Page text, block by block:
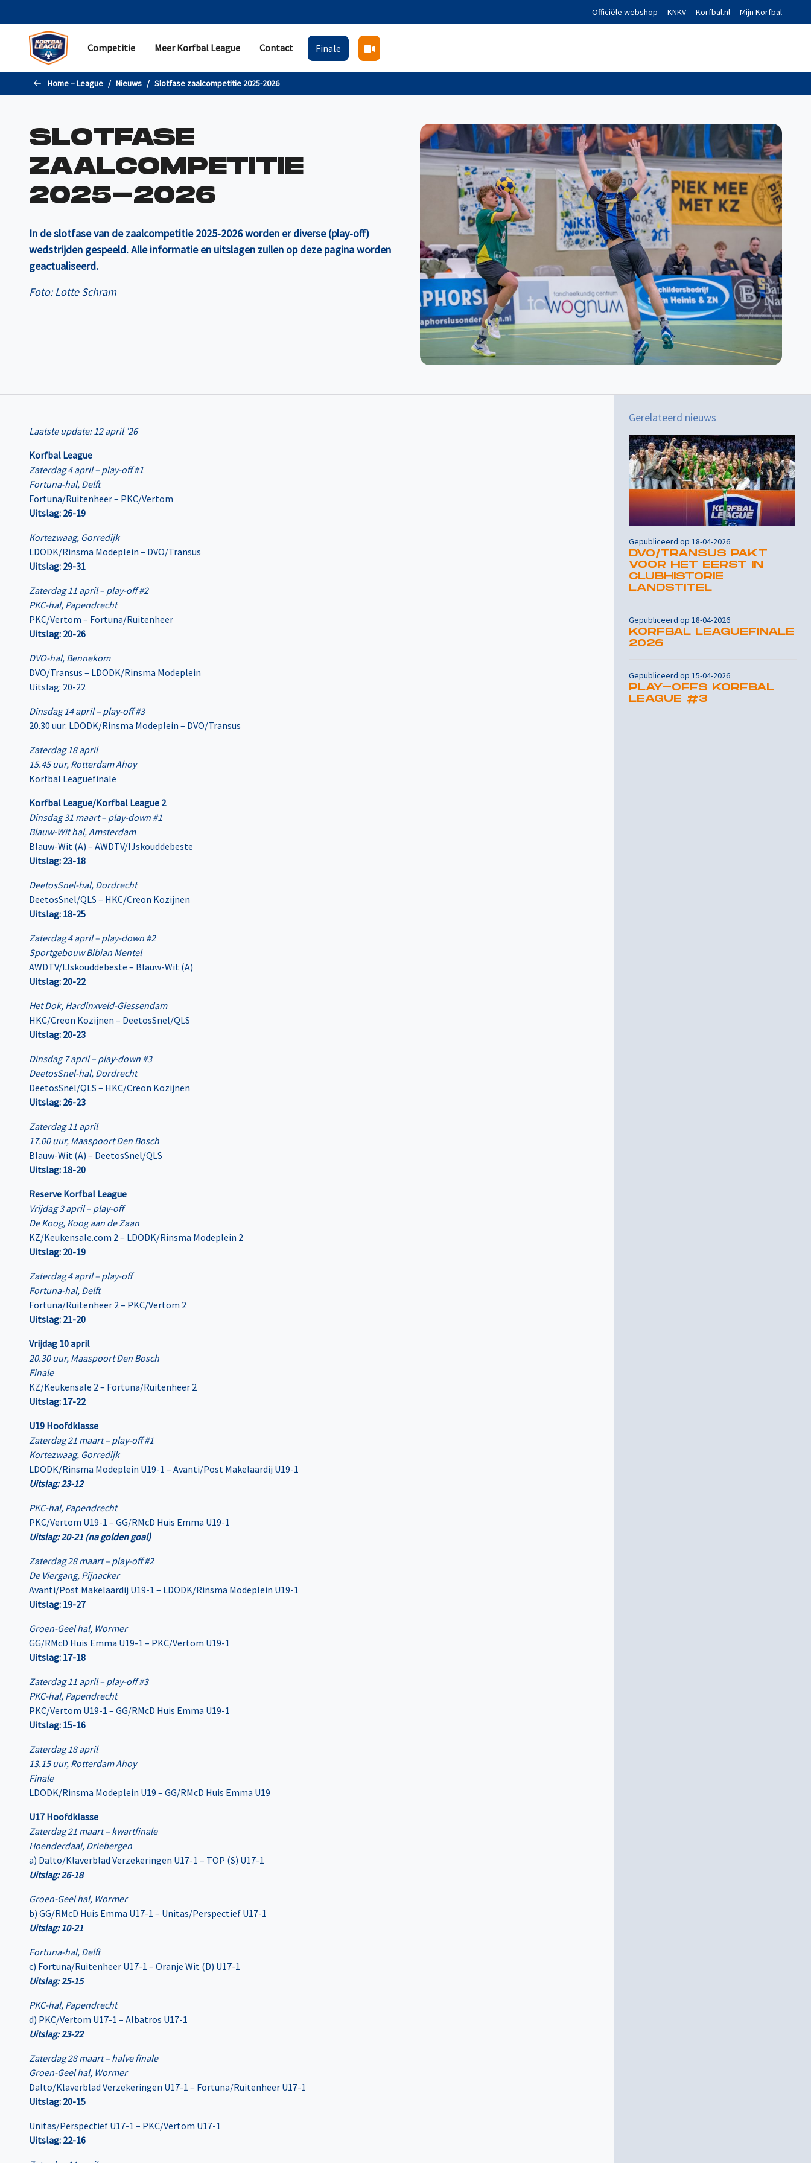
Officiële webshop KNKV Korfbal.nl Mijn Korfbal
Competitie
COMPETITIE
Standen en uitslagen
Statistieken
Teams
Livestreams
Promotie/degradatie
Meer Korfbal League
MEER KORFBAL LEAGUE
Nieuws
Evenementen
Korfbal Leagueverkiezingen
Historie
Contact
CONTACT
Pers
Partner worden
Contactgegevens
Finale
Home – League Nieuws Slotfase zaalcompetitie 2025-2026
SLOTFASE
ZAALCOMPETITIE
2025-2026
In de slotfase van de zaalcompetitie 2025-2026 worden er diverse (play-off)
wedstrijden gespeeld. Alle informatie en uitslagen zullen op deze pagina worden
geactualiseerd.
Foto: Lotte Schram
Laatste update: 12 april ’26
Korfbal League
Zaterdag 4 april – play-off #1
Fortuna-hal, Delft
Fortuna/Ruitenheer – PKC/Vertom
Uitslag: 26-19
Kortezwaag, Gorredijk
LDODK/Rinsma Modeplein – DVO/Transus
Uitslag: 29-31
Zaterdag 11 april – play-off #2
PKC-hal, Papendrecht
PKC/Vertom – Fortuna/Ruitenheer
Uitslag: 20-26
DVO-hal, Bennekom
DVO/Transus – LDODK/Rinsma Modeplein
Uitslag: 20-22
Dinsdag 14 april – play-off #3
20.30 uur: LDODK/Rinsma Modeplein – DVO/Transus
Zaterdag 18 april
15.45 uur, Rotterdam Ahoy
Korfbal Leaguefinale
Korfbal League/Korfbal League 2
Dinsdag 31 maart – play-down #1
Blauw-Wit hal, Amsterdam
Blauw-Wit (A) – AWDTV/IJskouddebeste
Uitslag: 23-18
DeetosSnel-hal, Dordrecht
DeetosSnel/QLS – HKC/Creon Kozijnen
Uitslag: 18-25
Zaterdag 4 april – play-down #2
Sportgebouw Bibian Mentel
AWDTV/IJskouddebeste – Blauw-Wit (A)
Uitslag: 20-22
Het Dok, Hardinxveld-Giessendam
HKC/Creon Kozijnen – DeetosSnel/QLS
Uitslag: 20-23
Dinsdag 7 april – play-down #3
DeetosSnel-hal, Dordrecht
DeetosSnel/QLS – HKC/Creon Kozijnen
Uitslag: 26-23
Zaterdag 11 april
17.00 uur, Maaspoort Den Bosch
Blauw-Wit (A) – DeetosSnel/QLS
Uitslag: 18-20
Reserve Korfbal League
Vrijdag 3 april – play-off
De Koog, Koog aan de Zaan
KZ/Keukensale.com 2 – LDODK/Rinsma Modeplein 2
Uitslag: 20-19
Zaterdag 4 april – play-off
Fortuna-hal, Delft
Fortuna/Ruitenheer 2 – PKC/Vertom 2
Uitslag: 21-20
Vrijdag 10 april
20.30 uur, Maaspoort Den Bosch
Finale
KZ/Keukensale 2 – Fortuna/Ruitenheer 2
Uitslag: 17-22
U19 Hoofdklasse
Zaterdag 21 maart – play-off #1
Kortezwaag, Gorredijk
LDODK/Rinsma Modeplein U19-1 – Avanti/Post Makelaardij U19-1
Uitslag: 23-12
PKC-hal, Papendrecht
PKC/Vertom U19-1 – GG/RMcD Huis Emma U19-1
Uitslag: 20-21 (na golden goal)
Zaterdag 28 maart – play-off #2
De Viergang, Pijnacker
Avanti/Post Makelaardij U19-1 – LDODK/Rinsma Modeplein U19-1
Uitslag: 19-27
Groen-Geel hal, Wormer
GG/RMcD Huis Emma U19-1 – PKC/Vertom U19-1
Uitslag: 17-18
Zaterdag 11 april – play-off #3
PKC-hal, Papendrecht
PKC/Vertom U19-1 – GG/RMcD Huis Emma U19-1
Uitslag: 15-16
Zaterdag 18 april
13.15 uur, Rotterdam Ahoy
Finale
LDODK/Rinsma Modeplein U19 – GG/RMcD Huis Emma U19
U17 Hoofdklasse
Zaterdag 21 maart – kwartfinale
Hoenderdaal, Driebergen
a) Dalto/Klaverblad Verzekeringen U17-1 – TOP (S) U17-1
Uitslag: 26-18
Groen-Geel hal, Wormer
b) GG/RMcD Huis Emma U17-1 – Unitas/Perspectief U17-1
Uitslag: 10-21
Fortuna-hal, Delft
c) Fortuna/Ruitenheer U17-1 – Oranje Wit (D) U17-1
Uitslag: 25-15
PKC-hal, Papendrecht
d) PKC/Vertom U17-1 – Albatros U17-1
Uitslag: 23-22
Zaterdag 28 maart – halve finale
Groen-Geel hal, Wormer
Dalto/Klaverblad Verzekeringen U17-1 – Fortuna/Ruitenheer U17-1
Uitslag: 20-15
Unitas/Perspectief U17-1 – PKC/Vertom U17-1
Uitslag: 22-16
Gerelateerd nieuws
Gepubliceerd op 18-04-2026
DVO/TRANSUS PAKT
VOOR HET EERST IN
CLUBHISTORIE
LANDSTITEL
Gepubliceerd op 18-04-2026
KORFBAL LEAGUEFINALE
2026
Gepubliceerd op 15-04-2026
PLAY-OFFS KORFBAL
LEAGUE #3